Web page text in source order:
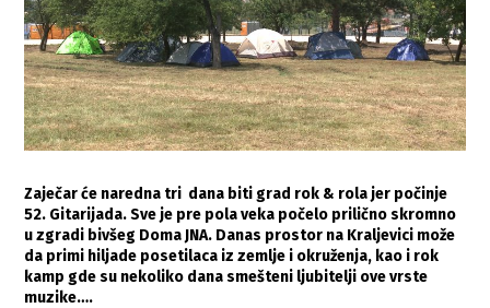
Zaječar će naredna tri dana biti grad rok & rola jer počinje
52. Gitarijada. Sve je pre pola veka počelo prilično skromno
u zgradi bivšeg Doma JNA. Danas prostor na Kraljevici može
da primi hiljade posetilaca iz zemlje i okruženja, kao i rok
kamp gde su nekoliko dana smešteni ljubitelji ove vrste
muzike….